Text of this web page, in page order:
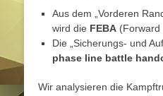
Aus dem „Vorderen
wird die FEBA (Forward
Die „Sicherungs- und
phase line battle
Wir analysieren die